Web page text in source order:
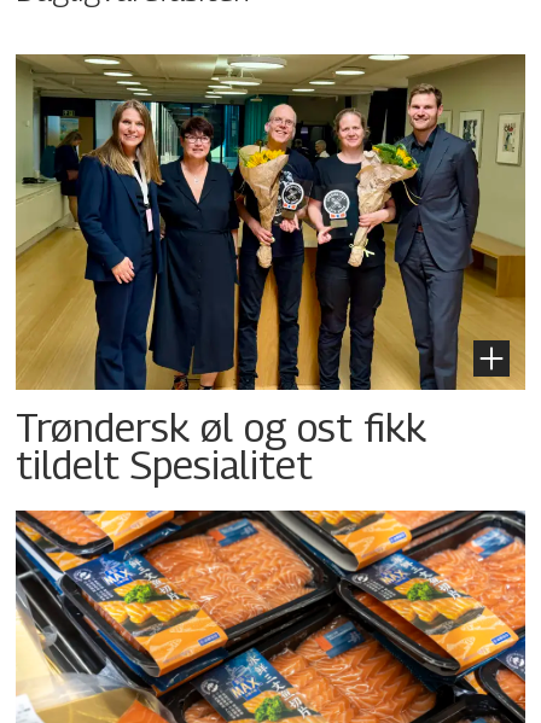
Trøndersk øl og ost fikk
tildelt Spesialitet